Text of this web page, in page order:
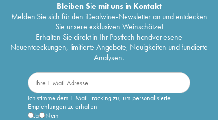
Bleiben Sie mit uns in Kontakt
Melden Sie sich für den iDealwine-Newsletter an und entdecken
Sie unsere exklusiven Weinschätze!
Erhalten Sie direkt in Ihr Postfach handverlesene
Neuentdeckungen, limitierte Angebote, Neuigkeiten und fundierte
Analysen.
Ich stimme dem E-Mail-Tracking zu, um personalisierte
Empfehlungen zu erhalten
Ja
Nein